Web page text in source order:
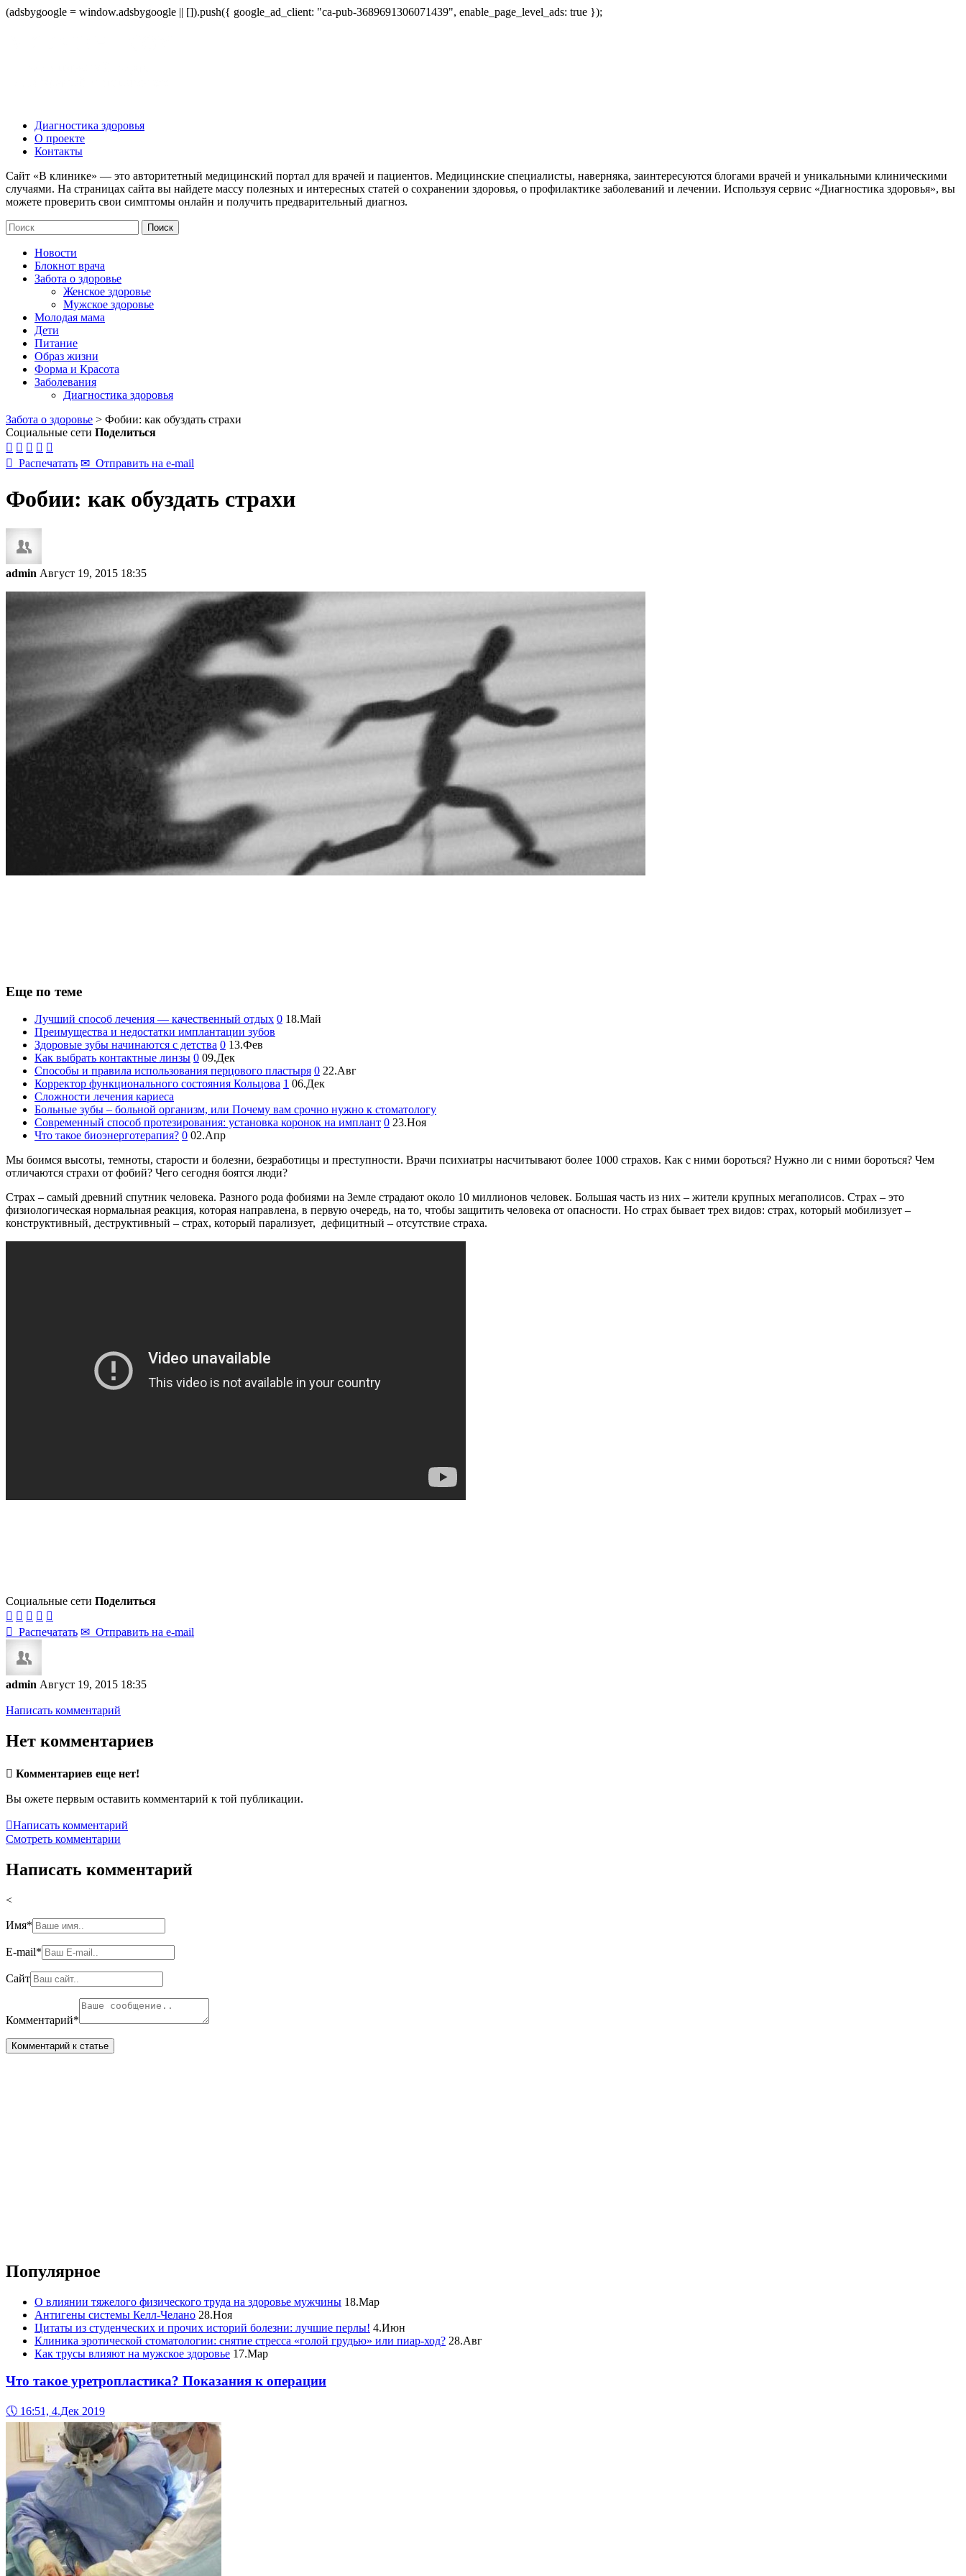
(adsbygoogle = window.adsbygoogle || []).push({ google_ad_client: "ca-pub-3689691306071439", enable_page_level_ads: true });
Диагностика здоровья
О проекте
Контакты
Сайт «В клинике» — это авторитетный медицинский портал для врачей и пациентов. Медицинские специалисты, наверняка, заинтересуются блогами врачей и уникальными клиническими
случаями. На страницах сайта вы найдете массу полезных и интересных статей о сохранении здоровья, о профилактике заболеваний и лечении. Используя сервис «Диагностика здоровья», вы
можете проверить свои симптомы онлайн и получить предварительный диагноз.
Новости
Блокнот врача
Забота о здоровье
Женское здоровье
Мужское здоровье
Молодая мама
Дети
Питание
Образ жизни
Форма и Красота
Заболевания
Диагностика здоровья
Забота о здоровье > Фобии: как обуздать страхи
Социальные сети Поделиться
    
 Распечатать ✉ Отправить на e-mail
Фобии: как обуздать страхи
admin Август 19, 2015 18:35
Еще по теме
Лучший способ лечения — качественный отдых 0 18.Май
Преимущества и недостатки имплантации зубов
Здоровые зубы начинаются с детства 0 13.Фев
Как выбрать контактные линзы 0 09.Дек
Способы и правила использования перцового пластыря 0 22.Авг
Корректор функционального состояния Кольцова 1 06.Дек
Сложности лечения кариеса
Больные зубы – больной организм, или Почему вам срочно нужно к стоматологу
Современный способ протезирования: установка коронок на имплант 0 23.Ноя
Что такое биоэнерготерапия? 0 02.Апр
Мы боимся высоты, темноты, старости и болезни, безработицы и преступности. Врачи психиатры насчитывают более 1000 страхов. Как с ними бороться? Нужно ли с ними бороться? Чем
отличаются страхи от фобий? Чего сегодня боятся люди?
Страх – самый древний спутник человека. Разного рода фобиями на Земле страдают около 10 миллионов человек. Большая часть из них – жители крупных мегаполисов. Страх – это
физиологическая нормальная реакция, которая направлена, в первую очередь, на то, чтобы защитить человека от опасности. Но страх бывает трех видов: страх, который мобилизует –
конструктивный, деструктивный – страх, который парализует, дефицитный – отсутствие страха.
Социальные сети Поделиться
    
 Распечатать ✉ Отправить на e-mail
admin Август 19, 2015 18:35
Написать комментарий
Нет комментариев
 Комментариев еще нет!
Вы ожете первым оставить комментарий к той публикации.
Написать комментарий
Смотреть комментарии
Написать комментарий
<
Имя*
E-mail*
Сайт
Комментарий*
Популярное
О влиянии тяжелого физического труда на здоровье мужчины 18.Мар
Антигены системы Келл-Челано 28.Ноя
Цитаты из студенческих и прочих историй болезни: лучшие перлы! 4.Июн
Клиника эротической стоматологии: снятие стресса «голой грудью» или пиар-ход? 28.Авг
Как трусы влияют на мужское здоровье 17.Мар
Что такое уретропластика? Показания к операции
🕔 16:51, 4.Дек 2019